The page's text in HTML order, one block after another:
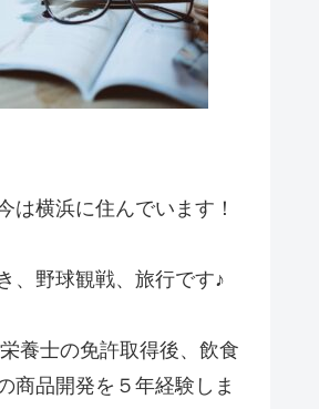
は横浜に住んでいます！
、野球観戦、旅行です♪
養士の免許取得後、飲食
商品開発を５年経験しま